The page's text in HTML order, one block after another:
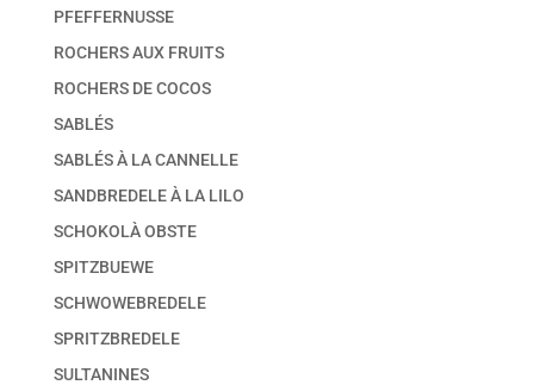
PFEFFERNUSSE
ROCHERS AUX FRUITS
ROCHERS DE COCOS
SABLÉS
SABLÉS À LA CANNELLE
SANDBREDELE À LA LILO
SCHOKOLÀ OBSTE
SPITZBUEWE
SCHWOWEBREDELE
SPRITZBREDELE
SULTANINES